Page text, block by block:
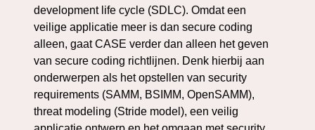
development life cycle (SDLC). Omdat een
veilige applicatie meer is dan secure coding
alleen, gaat CASE verder dan alleen het geven
van secure coding richtlijnen. Denk hierbij aan
onderwerpen als het opstellen van security
requirements (SAMM, BSIMM, OpenSAMM),
threat modeling (Stride model), een veilig